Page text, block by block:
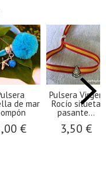
de mar
€
Pulsera Virgen
Rocío silueta
pasante...
3,50 €